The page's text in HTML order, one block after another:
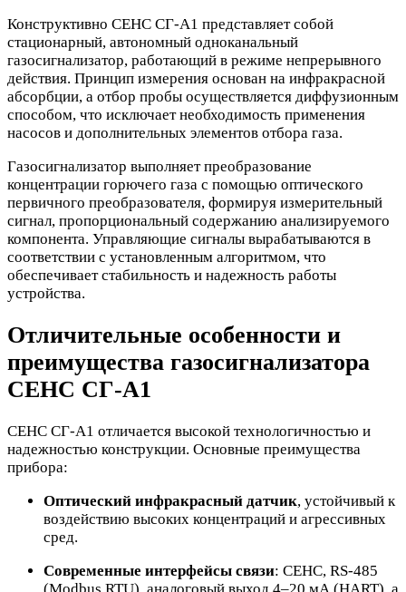
Конструктивно СЕНС СГ-А1 представляет собой
стационарный, автономный одноканальный
газосигнализатор, работающий в режиме непрерывного
действия. Принцип измерения основан на инфракрасной
абсорбции, а отбор пробы осуществляется диффузионным
способом, что исключает необходимость применения
насосов и дополнительных элементов отбора газа.
Газосигнализатор выполняет преобразование
концентрации горючего газа с помощью оптического
первичного преобразователя, формируя измерительный
сигнал, пропорциональный содержанию анализируемого
компонента. Управляющие сигналы вырабатываются в
соответствии с установленным алгоритмом, что
обеспечивает стабильность и надежность работы
устройства.
Отличительные особенности и
преимущества газосигнализатора
СЕНС СГ-А1
СЕНС СГ-А1 отличается высокой технологичностью и
надежностью конструкции. Основные преимущества
прибора:
Оптический инфракрасный датчик, устойчивый к
воздействию высоких концентраций и агрессивных
сред.
Современные интерфейсы связи: СЕНС, RS-485